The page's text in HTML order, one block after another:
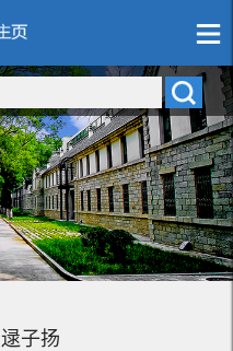
逯子扬